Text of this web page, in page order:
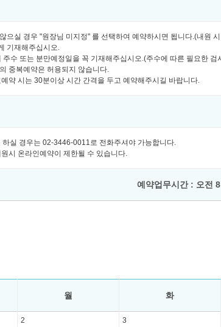
으실 경우 "원장님 미지정" 를 선택하여 예약하시면 됩니다.(내원
기재해주십시오.
주수 또는 분만예정일을 꼭 기재해주십시오.(주수에 따른 필요한
중복예약은 허용되지 않습니다.
약 시는 30분이상 시간 간격을 두고 예약해주시길 바랍니다.
하실 경우는 02-3446-0011로 전화주셔야 가능합니다.
시 온라인예약이 제한될 수 있습니다.
예약업무시간 : 오전
월 화
2 3